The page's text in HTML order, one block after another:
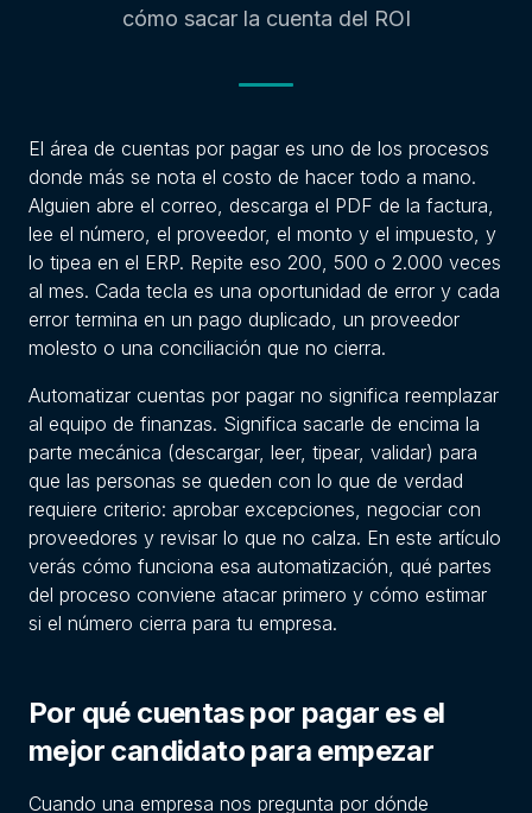
cómo sacar la cuenta del ROI
El área de cuentas por pagar es uno de los procesos
donde más se nota el costo de hacer todo a mano.
Alguien abre el correo, descarga el PDF de la factura,
lee el número, el proveedor, el monto y el impuesto, y
lo tipea en el ERP. Repite eso 200, 500 o 2.000 veces
al mes. Cada tecla es una oportunidad de error y cada
error termina en un pago duplicado, un proveedor
molesto o una conciliación que no cierra.
Automatizar cuentas por pagar no significa reemplazar
al equipo de finanzas. Significa sacarle de encima la
parte mecánica (descargar, leer, tipear, validar) para
que las personas se queden con lo que de verdad
requiere criterio: aprobar excepciones, negociar con
proveedores y revisar lo que no calza. En este artículo
verás cómo funciona esa automatización, qué partes
del proceso conviene atacar primero y cómo estimar
si el número cierra para tu empresa.
Por qué cuentas por pagar es el
mejor candidato para empezar
Cuando una empresa nos pregunta por dónde